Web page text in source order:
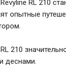
RL 210
опытные
210
деснами.